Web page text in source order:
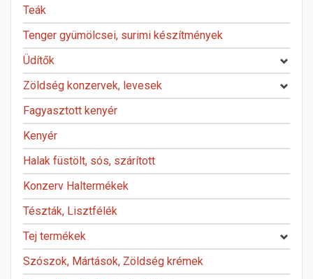
Teák
Tenger gyümölcsei, surimi készítmények
Üdítők
Zöldség konzervek, levesek
Fagyasztott kenyér
Kenyér
Halak füstölt, sós, szárított
Konzerv Haltermékek
Tészták, Lisztfélék
Tej termékek
Szószok, Mártások, Zöldség krémek